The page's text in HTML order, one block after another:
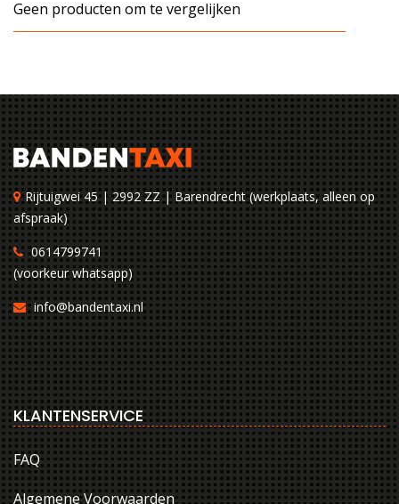
Geen producten om te vergelijken
Rijtuigwei 45 | 2992 ZZ | Barendrecht (werkplaats, alleen op
afspraak)
0614799741
(voorkeur whatsapp)
info@bandentaxi.nl
KLANTENSERVICE
FAQ
Algemene Voorwaarden